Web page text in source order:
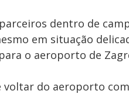
dentro de
em situação
o aeroporto de
voltar do aeroporto